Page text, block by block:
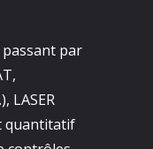
passant par
LASER
quantitatif